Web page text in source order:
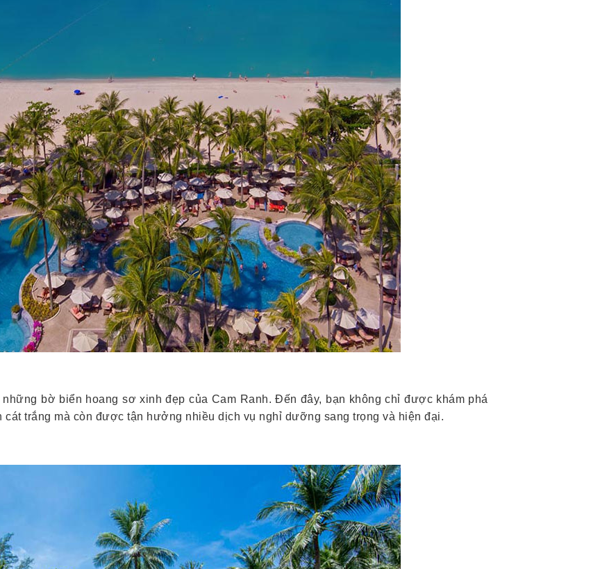
bờ biển hoang sơ xinh đẹp của Cam Ranh. Đến đây, bạn không chỉ được khám phá
trắng mà còn được tận hưởng nhiều dịch vụ nghỉ dưỡng sang trọng và hiện đại.